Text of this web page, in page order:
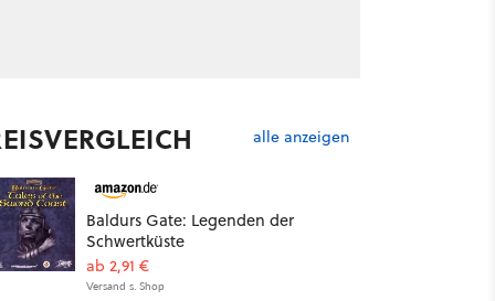
alle anzeigen
Baldurs Gate: Legenden der
Schwertküste
ab 2,91 €
Versand s. Shop